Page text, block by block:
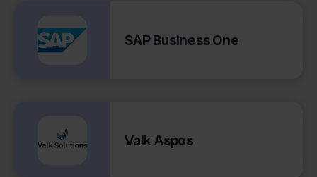
SAP Business One
Valk Aspos